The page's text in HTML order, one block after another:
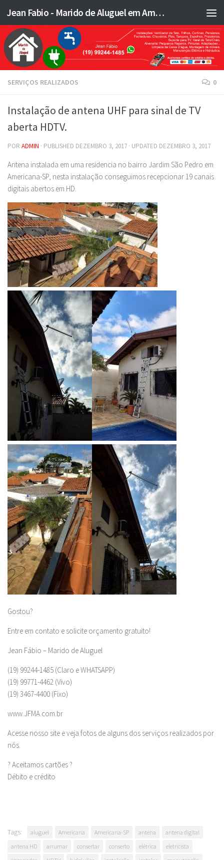
Skip to content Jean Fabio - Marido de Aluguel em Americana SP e região - JFMA
SERVIÇOS REALIZADOS 0
Instalação de antena UHF para sinal de TV
aberta HDTV.
POR ADMIN · PUBLISHED DEZEMBRO 3, 2017 · UPDATED DEZEMBRO 3, 2017
Antena instalada em uma residencia no bairro Jardim São Pedro em
Americana-SP, nesta instalação conseguimos recepcionar 19 canais
digitais abertos em HD.
Gostou?
Entre em contato e solicite orçamento gratuito!
Jean Fábio – Marido de Aluguel
(19) 99244-1485 (Claro e WHATSAPP)
(19) 99771-4462 (Vivo)
(19) 3467-4400 (Fixo)
www.JFMA.com.br
Acesse nosso site e veja fotos de alguns dos serviços realizados por
nós.
? Aceitamos cartões ?
Débito e crédito
Tags: aluguel Americana Americana-SP antena
antena digital
antena HD
arrumar consertar conserto elétrica
eletricista